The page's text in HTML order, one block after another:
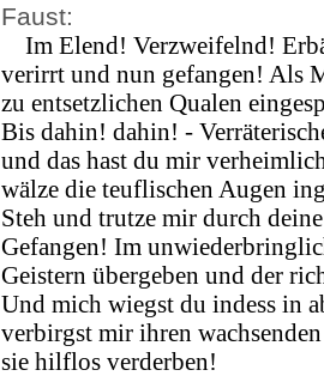
Faust:
Im Elend! Verzweifelnd!
verirrt und nun gefangen! Als
zu entsetzlichen Qualen
Bis dahin! dahin! -
und das hast du mir
wälze die teuflischen Augen
Steh und trutze mir durch
Gefangen! Im
Geistern übergeben und der
Und mich wiegst du indess in
verbirgst mir ihren wachsenden
sie hilflos verderben!